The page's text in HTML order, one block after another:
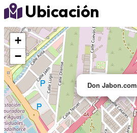
Ubicación
Don Jabon.com
+
−